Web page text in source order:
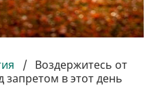
/ Воздержитесь от
в этот день